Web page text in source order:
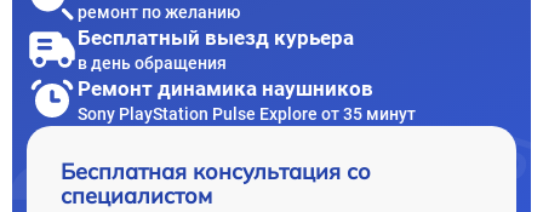
ремонт по желанию
Бесплатный выезд курьера
в день обращения
Ремонт динамика наушников
Sony PlayStation Pulse Explore от 35 минут
Бесплатная консультация со
специалистом